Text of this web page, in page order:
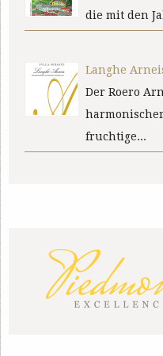
die mit den
Langhe
Der Roero
fruchtige...